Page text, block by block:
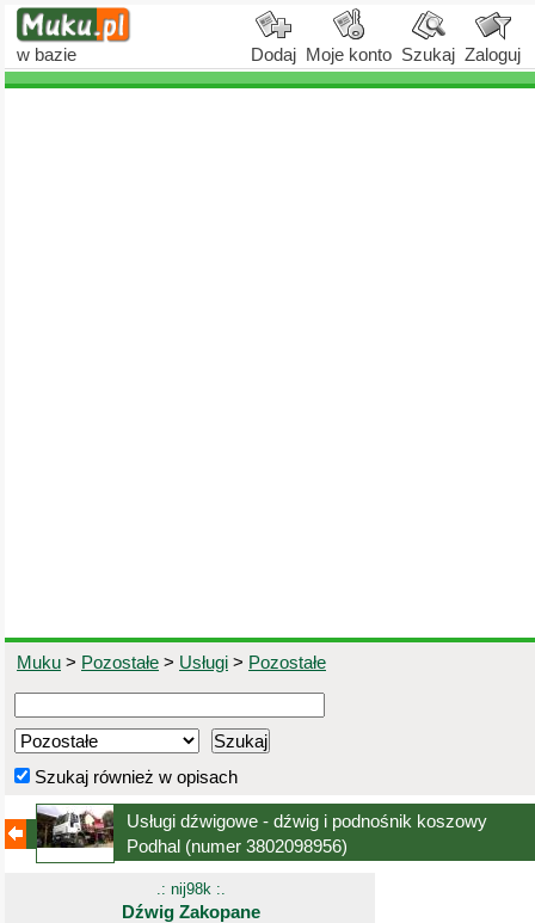
w bazie Dodaj Moje konto Szukaj Zaloguj
Muku > Pozostałe > Usługi > Pozostałe
Szukaj również w opisach
Usługi dźwigowe - dźwig i podnośnik koszowy
Podhal (numer 3802098956)
.: nij98k :.
Dźwig Zakopane